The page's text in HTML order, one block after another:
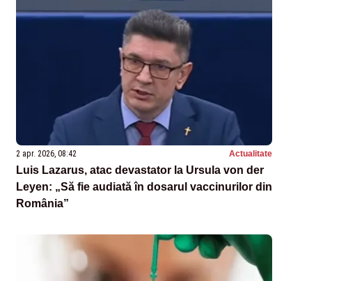
2 apr. 2026, 08:42 Actualitate
Luis Lazarus, atac devastator la Ursula von der
Leyen: „Să fie audiată în dosarul vaccinurilor din
România”